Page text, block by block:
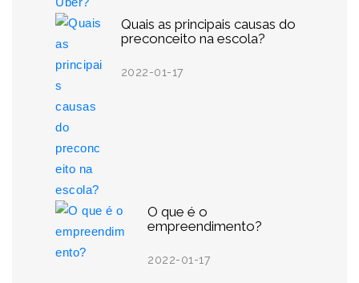
Quais as principais causas do
preconceito na escola?
2022-01-17
O que é o
empreendimento?
2022-01-17